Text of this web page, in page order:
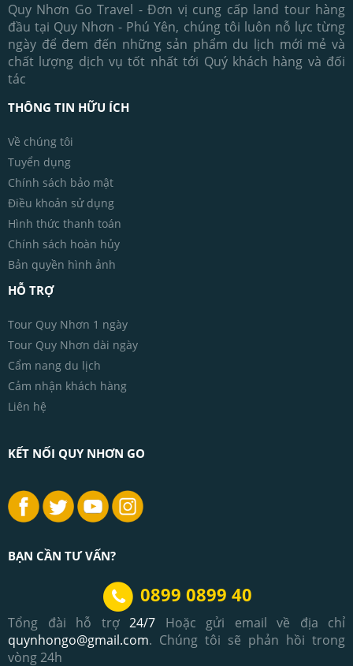
Quy Nhơn Go Travel - Đơn vị cung cấp land tour hàng
đầu tại Quy Nhơn - Phú Yên, chúng tôi luôn nỗ lực từng
ngày để đem đến những sản phẩm du lịch mới mẻ và
chất lượng dịch vụ tốt nhất tới Quý khách hàng và đối
tác
THÔNG TIN HỮU ÍCH
Về chúng tôi
Tuyển dụng
Chính sách bảo mật
Điều khoản sử dụng
Hình thức thanh toán
Chính sách hoàn hủy
Bản quyền hình ảnh
HỖ TRỢ
Tour Quy Nhơn 1 ngày
Tour Quy Nhơn dài ngày
Cẩm nang du lịch
Cảm nhận khách hàng
Liên hệ
KẾT NỐI QUY NHƠN GO
BẠN CẦN TƯ VẤN?
0899 0899 40
Tổng đài hỗ trợ 24/7 Hoặc gửi email về địa chỉ
quynhongo@gmail.com. Chúng tôi sẽ phản hồi trong
vòng 24h